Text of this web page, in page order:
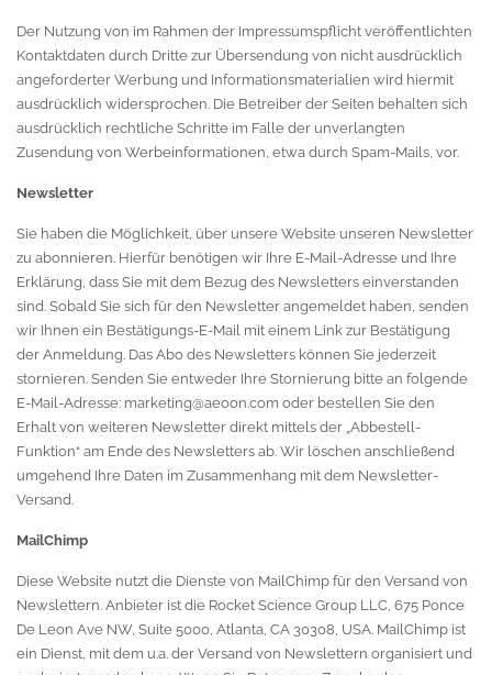
Der Nutzung von im Rahmen der Impressumspflicht veröffentlichten
Kontaktdaten durch Dritte zur Übersendung von nicht ausdrücklich
angeforderter Werbung und Informationsmaterialien wird hiermit
ausdrücklich widersprochen. Die Betreiber der Seiten behalten sich
ausdrücklich rechtliche Schritte im Falle der unverlangten
Zusendung von Werbeinformationen, etwa durch Spam-Mails, vor.
Newsletter
Sie haben die Möglichkeit, über unsere Website unseren Newsletter
zu abonnieren. Hierfür benötigen wir Ihre E-Mail-Adresse und Ihre
Erklärung, dass Sie mit dem Bezug des Newsletters einverstanden
sind. Sobald Sie sich für den Newsletter angemeldet haben, senden
wir Ihnen ein Bestätigungs-E-Mail mit einem Link zur Bestätigung
der Anmeldung. Das Abo des Newsletters können Sie jederzeit
stornieren. Senden Sie entweder Ihre Stornierung bitte an folgende
E-Mail-Adresse: marketing@aeoon.com oder bestellen Sie den
Erhalt von weiteren Newsletter direkt mittels der „Abbestell-
Funktion“ am Ende des Newsletters ab. Wir löschen anschließend
umgehend Ihre Daten im Zusammenhang mit dem Newsletter-
Versand.
MailChimp
Diese Website nutzt die Dienste von MailChimp für den Versand von
Newslettern. Anbieter ist die Rocket Science Group LLC, 675 Ponce
De Leon Ave NW, Suite 5000, Atlanta, CA 30308, USA. MailChimp ist
ein Dienst, mit dem u.a. der Versand von Newslettern organisiert und